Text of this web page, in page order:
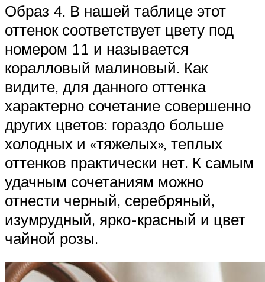
Образ 4. В нашей таблице этот
оттенок соответствует цвету под
номером 11 и называется
коралловый малиновый. Как
видите, для данного оттенка
характерно сочетание совершенно
других цветов: гораздо больше
холодных и «тяжелых», теплых
оттенков практически нет. К самым
удачным сочетаниям можно
отнести черный, серебряный,
изумрудный, ярко-красный и цвет
чайной розы.